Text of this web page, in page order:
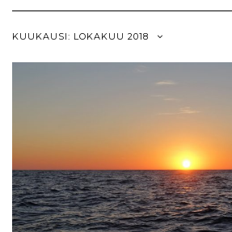
Navigation
KUUKAUSI: LOKAKUU 2018